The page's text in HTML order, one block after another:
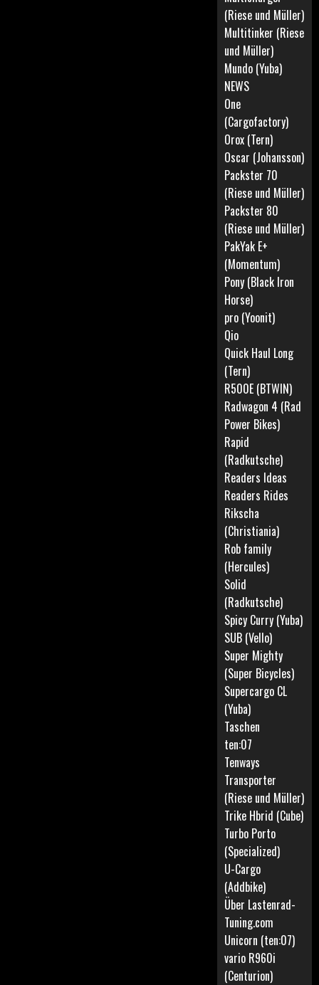
(Riese und Müller)
Multitinker (Riese
und Müller)
Mundo (Yuba)
NEWS
One
(Cargofactory)
Orox (Tern)
Oscar (Johansson)
Packster 70
(Riese und Müller)
Packster 80
(Riese und Müller)
PakYak E+
(Momentum)
Pony (Black Iron
Horse)
pro (Yoonit)
Qio
Quick Haul Long
(Tern)
R500E (BTWIN)
Radwagon 4 (Rad
Power Bikes)
Rapid
(Radkutsche)
Readers Ideas
Readers Rides
Rikscha
(Christiania)
Rob family
(Hercules)
Solid
(Radkutsche)
Spicy Curry (Yuba)
SUB (Vello)
Super Mighty
(Super Bicycles)
Supercargo CL
(Yuba)
Taschen
ten:07
Tenways
Transporter
(Riese und Müller)
Trike Hbrid (Cube)
Turbo Porto
(Specialized)
U-Cargo
(Addbike)
Über Lastenrad-
Tuning.com
Unicorn (ten:07)
vario R960i
(Centurion)